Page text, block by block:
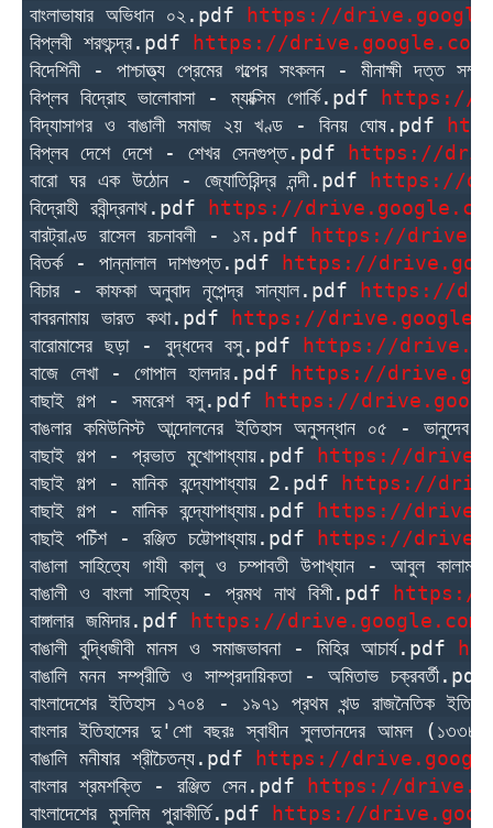
বাংলাভাষার অভিধান ০২.pdf
https://
বিপ্লবী শরৎচন্দ্র.pdf
https://drive.google.com/
বিদেশিনী - পাশ্চাত্ত্য প্রেমের গল্পের সংকলন - মীনাক্ষী দত্ত
বিপ্লব বিদ্রোহ ভালোবাসা - ম্যাক্সিম গোর্কি.pdf
https://
বিদ্যাসাগর ও বাঙালী সমাজ ২য় খণ্ড - বিনয় ঘোষ.pdf
বিপ্লব দেশে দেশে - শেখর সেনগুপ্ত.pdf
https://
বারো ঘর এক উঠোন - জ্যোতিরিন্দ্র নন্দী.pdf
https://
বিদ্রোহী রবীন্দ্রনাথ.pdf
https://drive.google.com/
বারট্রাণ্ড রাসেল রচনাবলী - ১ম.pdf
https://
বিতর্ক - পান্নালাল দাশগুপ্ত.pdf
https://
বিচার - কাফকা অনুবাদ নৃপেন্দ্র সান্যাল.pdf
https://
বাবরনামায় ভারত কথা.pdf
https://
বারোমাসের ছড়া - বুদ্ধদেব বসু.pdf
https://
বাজে লেখা - গোপাল হালদার.pdf
https://
বাছাই গল্প - সমরেশ বসু.pdf
https://
বাঙলার কমিউনিস্ট আন্দোলনের ইতিহাস অনুসন্ধান ০৫ -
বাছাই গল্প - প্রভাত মুখোপাধ্যায়.pdf
https://
বাছাই গল্প - মানিক বন্দ্যোপাধ্যায় 2.pdf
https://
বাছাই গল্প - মানিক বন্দ্যোপাধ্যায়.pdf
https://
বাছাই পচিঁশ - রঞ্জিত চট্টোপাধ্যায়.pdf
https://
বাঙালা সাহিত্যে গাযী কালু ও চম্পাবতী উপাখ্যান - আবুল কালাম
বাঙালী ও বাংলা সাহিত্য - প্রমথ নাথ বিশী.pdf
https://
বাঙ্গালার জমিদার.pdf
https://drive.google.com/
বাঙালী বুদ্ধিজীবী মানস ও সমাজভাবনা - মিহির আচার্য.pdf
বাঙালি মনন সম্প্রীতি ও সাম্প্রদায়িকতা - অমিতাভ
বাংলাদেশের ইতিহাস ১৭০৪ - ১৯৭১ প্রথম খন্ড রাজনৈতিক
বাংলার ইতিহাসের দু'শো বছরঃ স্বাধীন সুলতানদের আমল
বাঙালি মনীষার শ্রীচৈতন্য.pdf
https://
বাংলার শ্রমশক্তি - রঞ্জিত সেন.pdf
https://
বাংলাদেশের মুসলিম পুরাকীর্তি.pdf
https://